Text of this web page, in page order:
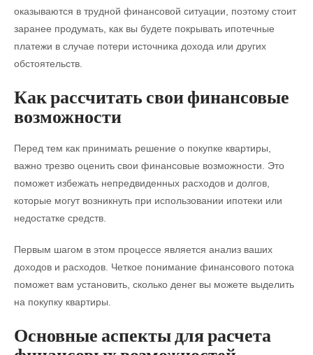
оказываются в трудной финансовой ситуации, поэтому стоит
заранее продумать, как вы будете покрывать ипотечные
платежи в случае потери источника дохода или других
обстоятельств.
Как рассчитать свои финансовые
возможности
Перед тем как принимать решение о покупке квартиры,
важно трезво оценить свои финансовые возможности. Это
поможет избежать непредвиденных расходов и долгов,
которые могут возникнуть при использовании ипотеки или
недостатке средств.
Первым шагом в этом процессе является анализ ваших
доходов и расходов. Четкое понимание финансового потока
поможет вам установить, сколько денег вы можете выделить
на покупку квартиры.
Основные аспекты для расчета